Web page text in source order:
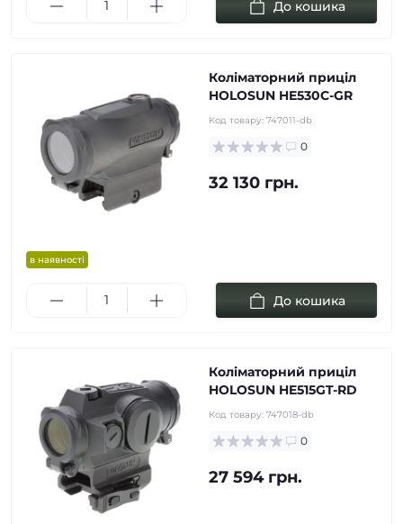
До кошика
в наявності
Коліматорний приціл
HOLOSUN HE530C-GR
Код товару: 747011-db
0
32 130 грн.
До кошика
Коліматорний приціл
HOLOSUN HE515GT-RD
Код товару: 747018-db
0
27 594 грн.